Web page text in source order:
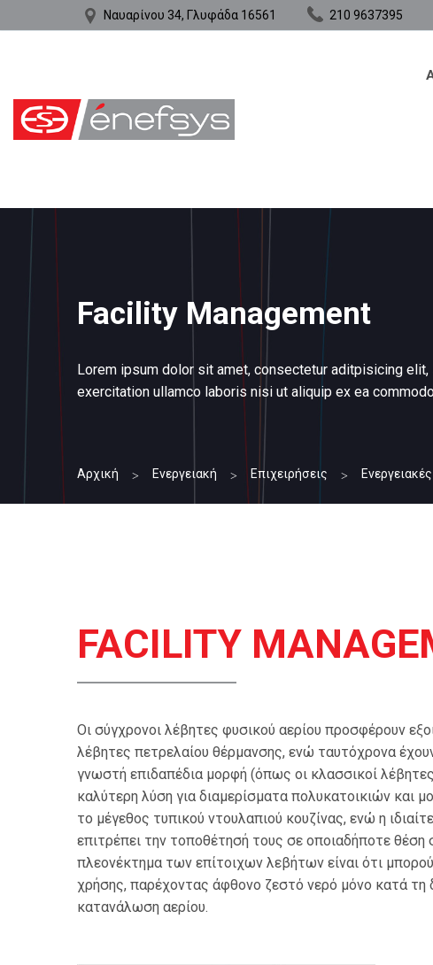
Ναυαρίνου 34, Γλυφάδα 16561 210 9637395
Facility Management
Lorem ipsum dolor sit amet, consectetur aditpisicing
exercitation ullamco laboris nisi ut aliquip ex ea
Αρχική Ενεργειακή Επιχειρήσεις
FACILITY
Οι σύγχρονοι λέβητες φυσικού αερίου προσφέρουν
λέβητες πετρελαίου θέρμανσης, ενώ ταυτόχρονα
γνωστή επιδαπέδια μορφή (όπως οι κλασσικοί
καλύτερη λύση για διαμερίσματα πολυκατοικιών και
το μέγεθος τυπικού ντουλαπιού κουζίνας, ενώ η
επιτρέπει την τοποθέτησή τους σε οποιαδήποτε
πλεονέκτημα των επίτοιχων λεβήτων είναι ότι
χρήσης, παρέχοντας άφθονο ζεστό νερό μόνο κατά τη
κατανάλωση αερίου.